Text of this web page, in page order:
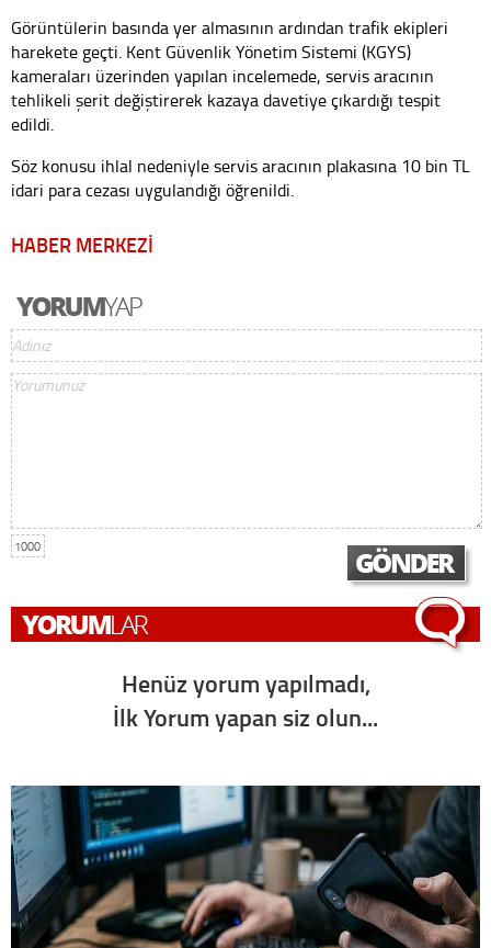
Görüntülerin basında yer almasının ardından trafik ekipleri
harekete geçti. Kent Güvenlik Yönetim Sistemi (KGYS)
kameraları üzerinden yapılan incelemede, servis aracının
tehlikeli şerit değiştirerek kazaya davetiye çıkardığı tespit
edildi.
Söz konusu ihlal nedeniyle servis aracının plakasına 10 bin TL
idari para cezası uygulandığı öğrenildi.
HABER MERKEZİ
1000
Henüz yorum yapılmadı,
İlk Yorum yapan siz olun...